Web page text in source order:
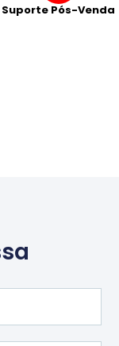
Suporte Pós-Venda